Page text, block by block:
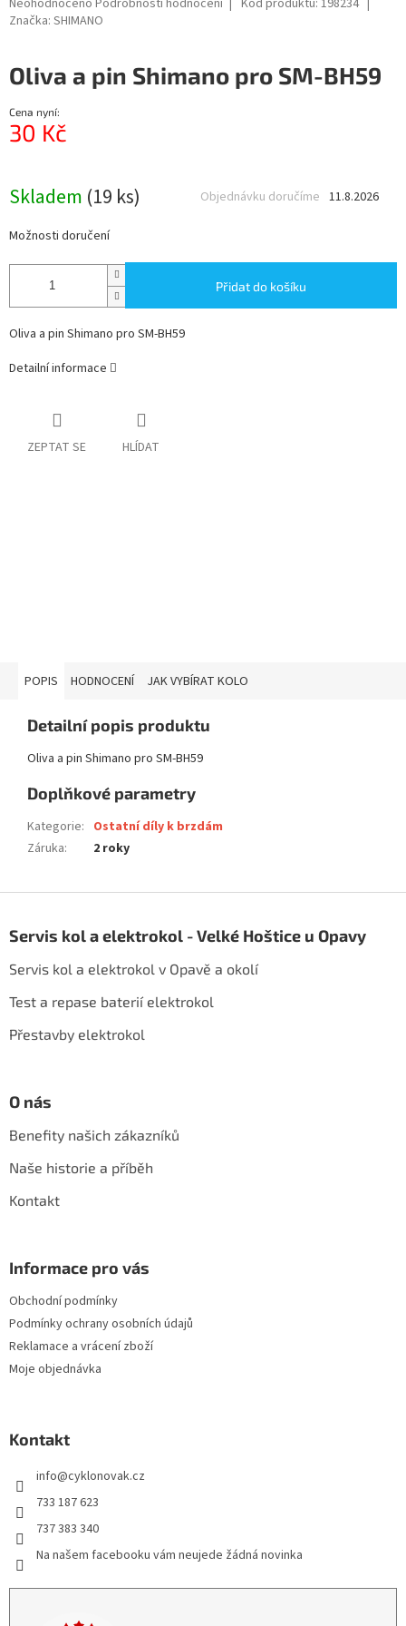
hodnocení
0,0
z
5
hvězdiček.
Neohodnoceno Podrobnosti hodnocení Kód produktu: 198234
Značka: SHIMANO
Oliva a pin Shimano pro SM-BH59
Cena nyní:
30 Kč
Skladem (19 ks) 11.8.2026
Objednávku doručíme
Možnosti doručení
Přidat do košíku
Oliva a pin Shimano pro SM-BH59
Detailní informace
ZEPTAT SE HLÍDAT
POPIS HODNOCENÍ JAK VYBÍRAT KOLO
Detailní popis produktu
Oliva a pin Shimano pro SM-BH59
Doplňkové parametry
Kategorie: Ostatní díly k brzdám
Záruka: 2 roky
pServis kol a elektrokol - Velké Hoštice u Opavy
Servis kol a elektrokol v Opavě a okolí
Test a repase baterií elektrokol
Přestavby elektrokol
O nás
Benefity našich zákazníků
Naše historie a příběh
Kontakt
Informace pro vás
Obchodní podmínky
Podmínky ochrany osobních údajů
Reklamace a vrácení zboží
Moje objednávka
Kontakt
info@cyklonovak.cz
733 187 623
737 383 340
Na našem facebooku vám neujede žádná novinka